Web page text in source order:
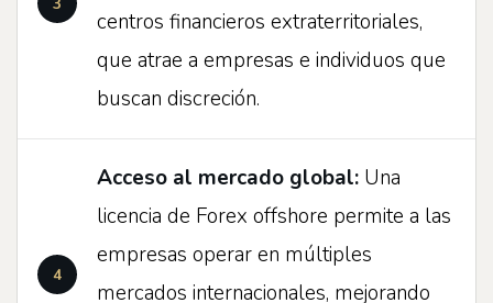
centros financieros extraterritoriales,
que atrae a empresas e individuos que
buscan discreción.
Acceso al mercado global: Una
licencia de Forex offshore permite a las
empresas operar en múltiples
mercados internacionales, mejorando